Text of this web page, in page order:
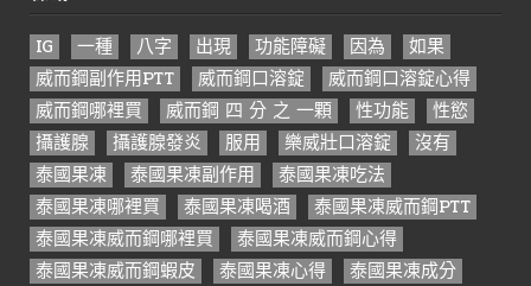
IG 一種 八字 出現 功能障礙 因為
如果
威而鋼副作用PTT
威而鋼口溶錠
威而鋼口溶錠心得
威而鋼哪裡買
威而鋼 四 分 之 一顆 性功能
性慾
攝護腺
攝護腺發炎 服用 樂威壯口溶錠
沒有
泰國果凍
泰國果凍副作用
泰國果凍吃法
泰國果凍哪裡買
泰國果凍喝酒
泰國果凍威而鋼PTT
泰國果凍威而鋼哪裡買
泰國果凍威而鋼心得
泰國果凍威而鋼蝦皮
泰國果凍心得
泰國果凍成分